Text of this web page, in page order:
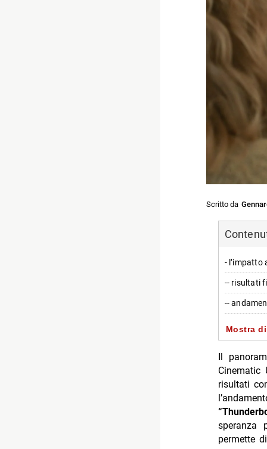
Scritto da
- l’impatto
-- risultati
--
- il
--
--
-
--
--
-
Mostra
Il
Cinematic
risultati
speranza
permette